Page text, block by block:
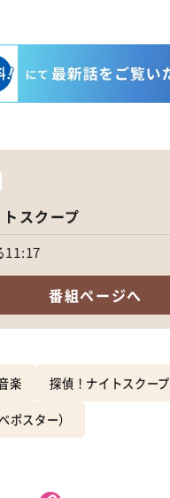
スクープ
11:17
番組ページへ
楽 探偵！ナイトスクープ
ポスター）